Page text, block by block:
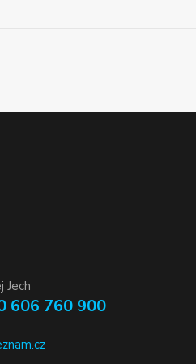
Jech
606 760 900